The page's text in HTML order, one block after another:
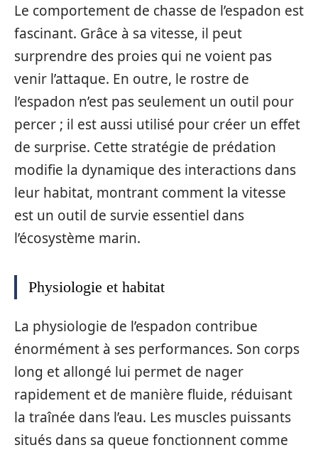
Le comportement de chasse de l’espadon est
fascinant. Grâce à sa vitesse, il peut
surprendre des proies qui ne voient pas
venir l’attaque. En outre, le rostre de
l’espadon n’est pas seulement un outil pour
percer ; il est aussi utilisé pour créer un effet
de surprise. Cette stratégie de prédation
modifie la dynamique des interactions dans
leur habitat, montrant comment la vitesse
est un outil de survie essentiel dans
l’écosystème marin.
Physiologie et habitat
La physiologie de l’espadon contribue
énormément à ses performances. Son corps
long et allongé lui permet de nager
rapidement et de manière fluide, réduisant
la traînée dans l’eau. Les muscles puissants
situés dans sa queue fonctionnent comme